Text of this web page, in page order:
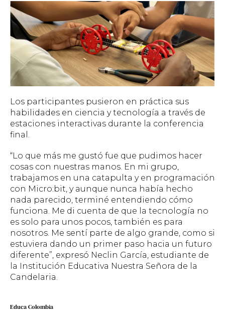
Los participantes pusieron en práctica sus
habilidades en ciencia y tecnología a través de
estaciones interactivas durante la conferencia
final.
“Lo que más me gustó fue que pudimos hacer
cosas con nuestras manos. En mi grupo,
trabajamos en una catapulta y en programación
con Micro:bit, y aunque nunca había hecho
nada parecido, terminé entendiendo cómo
funciona. Me di cuenta de que la tecnología no
es solo para unos pocos, también es para
nosotros. Me sentí parte de algo grande, como si
estuviera dando un primer paso hacia un futuro
diferente”, expresó Neclin García, estudiante de
la Institución Educativa Nuestra Señora de la
Candelaria.
Educa Colombia